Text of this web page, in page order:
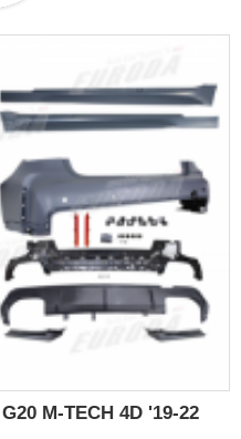
M-TECH 4D '19-22